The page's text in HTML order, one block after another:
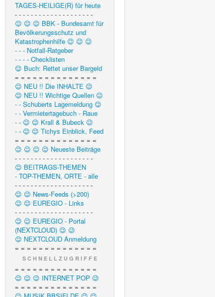
TAGES-HEILIGE(R) für heute
- - - - - - - - - - - - - - - - - - - -
😉 😉 😉 BBK - Bundesamt für
Bevölkerungsschutz und
Katastrophenhilfe 😉 😉 😉
- - - Notfall-Ratgeber
- - - - Checklisten
😉 Buch: Rettet unser Bargeld
= = = = = = = = = = = = = =
😉 NEU !! Die INHALTE 😉
😉 NEU !! Wichtige Quellen 😉
- - Schuberts Lagemeldung 😉
- - Vermietertagebuch - Raue
- - 😉 😉 Krall & Bubeck 😉
- - 😉 😉 Tichys Einblick, Feed
= = = = = = = = = = = = = =
😉 😉 😉 😉 Neueste Beiträge
- - - - - - - - - - - - - - - - - - - -
😉 BEITRAGS-THEMEN
- TOP-THEMEN, ORTE - alle
- - - - - - - - - - - - - - - - - - - -
😉 😉 News-Feeds (>200)
😉 😉 EUREGIO - Links
- - - - - - - - - - - - - - - - - - - -
😉 😉 EUREGIO - Portal
(NEXTCLOUD) 😉 😉
😉 NEXTCLOUD Anmeldung
= = = = = = = = = = = = = =
S C H N E L L Z U G R I F F E
= = = = = = = = = = = = = =
😉 😉 😉 INTERNET POP 😉
= = = = = = = = = = = = = =